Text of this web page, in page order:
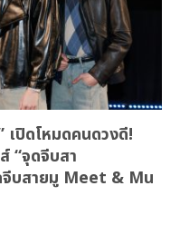
เปิดโหมดคนดวงดี!
“จุดจีบสา
จีบสายมู Meet & Mu